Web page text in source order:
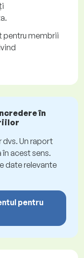
pentru membrii
în
Un raport
acest sens.
date relevante
pentru